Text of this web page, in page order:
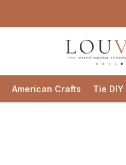
American Crafts Tie DIY